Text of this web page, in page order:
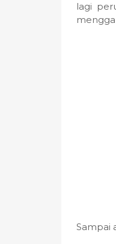
lagi
Sampai